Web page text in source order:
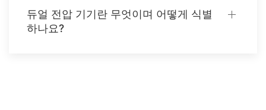
듀얼 전압 기기란 무엇이며 어떻게 식별
하나요?